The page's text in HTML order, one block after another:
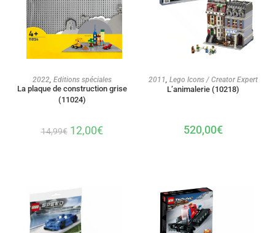
AJOUTER AU PANIER
2022, Editions spéciales
La plaque de construction grise
(11024)
14,99€ 12,00€
AJOUTER AU PANIER
2011, Lego Icons / Creator Expert
L’animalerie (10218)
520,00€